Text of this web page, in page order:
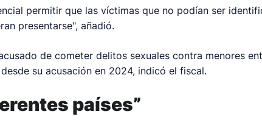
permitir que las víctimas que no podían ser
presentarse", añadió.
de cometer delitos sexuales contra menores
su acusación en 2024, indicó el fiscal.
países”